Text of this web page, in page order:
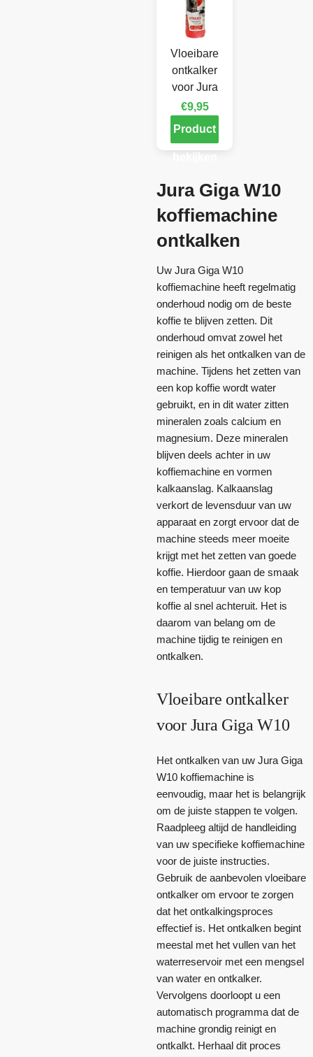
Vloeibare
ontkalker
voor Jura
€9,95
Product
Jura Giga W10
koffiemachine
ontkalken
Uw Jura Giga W10
koffiemachine heeft regelmatig
onderhoud nodig om de beste
koffie te blijven zetten. Dit
onderhoud omvat zowel het
reinigen als het ontkalken van de
machine. Tijdens het zetten van
een kop koffie wordt water
gebruikt, en in dit water zitten
mineralen zoals calcium en
magnesium. Deze mineralen
blijven deels achter in uw
koffiemachine en vormen
kalkaanslag. Kalkaanslag
verkort de levensduur van uw
apparaat en zorgt ervoor dat de
machine steeds meer moeite
krijgt met het zetten van goede
koffie. Hierdoor gaan de smaak
en temperatuur van uw kop
koffie al snel achteruit. Het is
daarom van belang om de
machine tijdig te reinigen en
ontkalken.
Vloeibare ontkalker
voor Jura Giga W10
Het ontkalken van uw Jura Giga
W10 koffiemachine is
eenvoudig, maar het is belangrijk
om de juiste stappen te volgen.
Raadpleeg altijd de handleiding
van uw specifieke koffiemachine
voor de juiste instructies.
Gebruik de aanbevolen vloeibare
ontkalker om ervoor te zorgen
dat het ontkalkingsproces
effectief is. Het ontkalken begint
meestal met het vullen van het
waterreservoir met een mengsel
van water en ontkalker.
Vervolgens doorloopt u een
automatisch programma dat de
machine grondig reinigt en
ontkalkt. Herhaal dit proces